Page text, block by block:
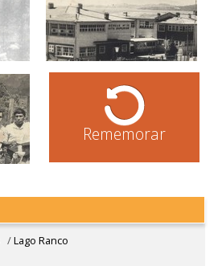
Rememorar
/Lago Ranco